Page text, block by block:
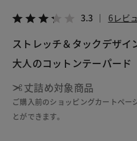
3.3 6レビ
ストレッチ＆タックデザイ
大人のコットンテーパード
丈詰め対象商品
ご購入前のショッピングカートペー
とができます。
LINE